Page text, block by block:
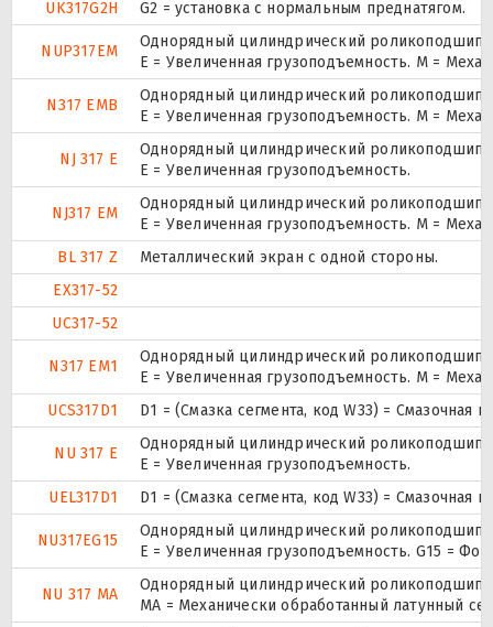
UK317G2H G2 = установка с нормальным преднатягом.
NUP317EM
Однорядный цилиндрический
E = Увеличенная грузоподъемность. М =
N317 EMB
Однорядный цилиндрический
E = Увеличенная грузоподъемность. М =
NJ 317 E
Однорядный цилиндрический
Е = Увеличенная грузоподъемность.
NJ317 EM
Однорядный цилиндрический
E = Увеличенная грузоподъемность. М =
BL 317 Z
Металлический экран с одной стороны.
EX317-52
UC317-52
N317 EM1
Однорядный цилиндрический
E = Увеличенная грузоподъемность. М =
UCS317D1
D1 = (Смазка сегмента, код W33) =
NU 317 E
Однорядный цилиндрический
Е = Увеличенная грузоподъемность.
UEL317D1
D1 = (Смазка сегмента, код W33) =
NU317EG15
Однорядный цилиндрический
E = Увеличенная грузоподъемность. G15 =
NU 317 MA
Однорядный цилиндрический
MA = Механически обработанный латунный